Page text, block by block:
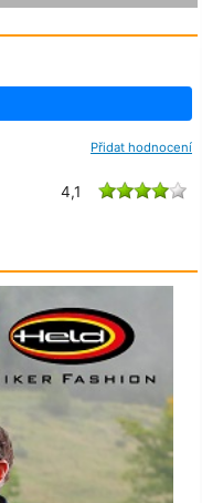
Přidat hodnocení
4,1